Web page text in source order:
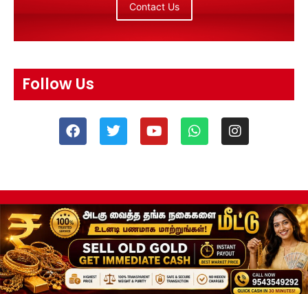
Contact Us
Follow Us